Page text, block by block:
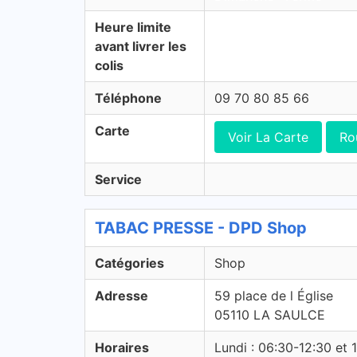
Heure limite
avant livrer les
colis
Téléphone 09 70 80 85 66
Carte Voir La Carte
Service
TABAC PRESSE - DPD Shop
Catégories Shop
Adresse
59 place de l Église
05110 LA SAULCE
Horaires Lundi : 06:30-12:30 et